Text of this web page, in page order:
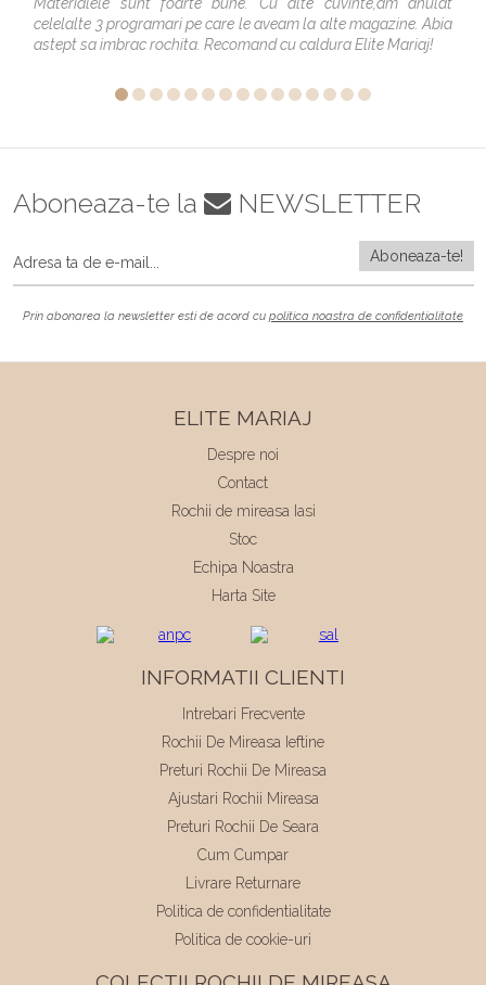
celelalte 3 programari pe care le aveam la alte magazine. Abia
astept sa imbrac rochita. Recomand cu caldura Elite Mariaj!
Aboneaza-te la NEWSLETTER
Prin abonarea la newsletter esti de acord cu politica noastra de confidentialitate
ELITE MARIAJ
Despre noi
Contact
Rochii de mireasa Iasi
Stoc
Echipa Noastra
Harta Site
INFORMATII CLIENTI
Intrebari Frecvente
Rochii De Mireasa Ieftine
Preturi Rochii De Mireasa
Ajustari Rochii Mireasa
Preturi Rochii De Seara
Cum Cumpar
Livrare Returnare
Politica de confidentialitate
Politica de cookie-uri